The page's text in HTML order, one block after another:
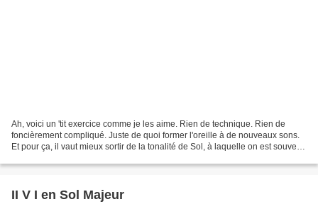
Ah, voici un 'tit exercice comme je les aime. Rien de technique. Rien de
foncièrement compliqué. Juste de quoi former l'oreille à de nouveaux sons.
Et pour ça, il vaut mieux sortir de la tonalité de Sol, à laquelle on est souvent
II V I en Sol Majeur